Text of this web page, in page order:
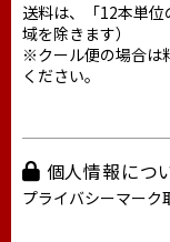
送料は、「12本単
域を除きます）
※クール便の場合は
ください。
個人情報につ
プライバシーマーク